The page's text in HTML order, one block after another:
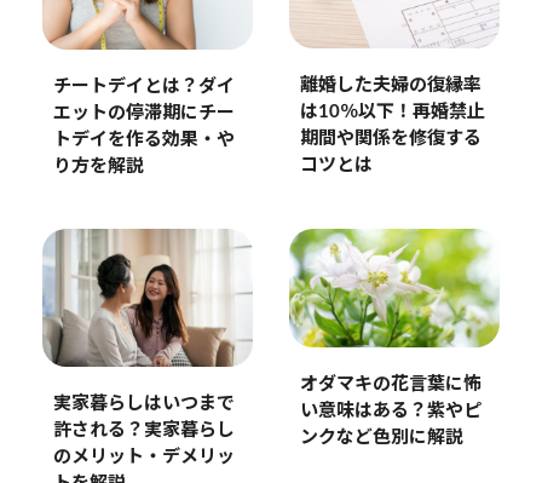
チートデイとは？ダイ
エットの停滞期にチー
トデイを作る効果・や
り方を解説
離婚した夫婦の復縁率
は10％以下！再婚禁止
期間や関係を修復する
コツとは
実家暮らしはいつまで
許される？実家暮らし
のメリット・デメリッ
オダマキの花言葉に怖
い意味はある？紫やピ
ンクなど色別に解説